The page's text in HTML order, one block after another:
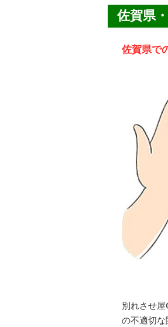
佐賀県
佐賀県で
別れさせ屋
の不適切な